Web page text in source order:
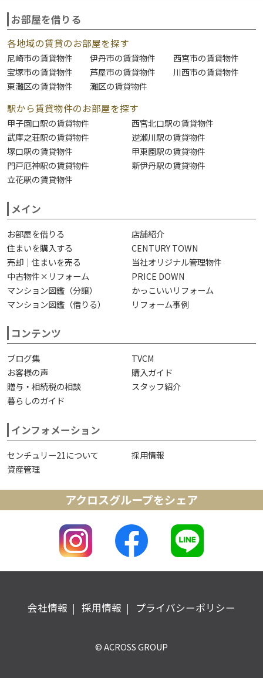
お部屋を借りる
各地域の賃貸のお部屋を探す
尼崎市の賃貸物件 伊丹市の賃貸物件
西宮市の賃貸物件
宝塚市の賃貸物件
芦屋市の賃貸物件
川西市の賃貸物件
東灘区の賃貸物件
灘区の賃貸物件
駅から賃貸物件のお部屋を探す
甲子園口駅の賃貸物件
西宮北口駅の賃貸物件
武庫之荘駅の賃貸物件
逆瀬川駅の賃貸物件
塚口駅の賃貸物件
甲東園駅の賃貸物件
門戸厄神駅の賃貸物件
新伊丹駅の賃貸物件
立花駅の賃貸物件
メイン
お部屋を借りる
店舗紹介
住まいを購入する
CENTURY TOWN
売却｜住まいを売る
当社オリジナル管理物件
中古物件×リフォーム
PRICE DOWN
マンション図鑑（分譲）
かっこいいリフォーム
マンション図鑑（借りる）
リフォーム事例
コンテンツ
ブログ集
TVCM
お客様の声
購入ガイド
贈与・相続税の相談
スタッフ紹介
暮らしのガイド
インフォメーション
センチュリー21について
採用情報
資産管理
アクロスグループをシェア
会社情報 採用情報 プライバシーポリシー
© ACROSS GROUP